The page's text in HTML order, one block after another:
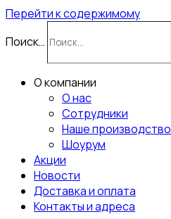
Перейти к содержимому
Поиск…
О компании
О нас
Сотрудники
Наше производство
Шоурум
Акции
Новости
Доставка и оплата
Контакты и адреса